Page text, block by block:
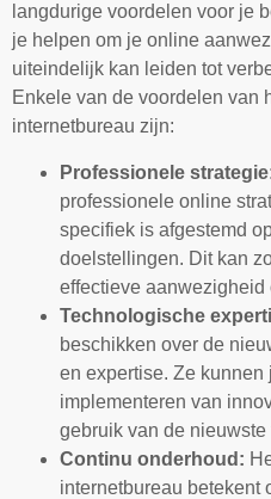
langdurige voordelen voor je
je helpen om je online
uiteindelijk kan leiden tot
Enkele van de voordelen van
internetbureau zijn:
Professionele
professionele online
specifiek is afgestemd
doelstellingen. Dit kan
effectieve aanwezigheid
Technologische
beschikken over de
en expertise. Ze kunnen
implementeren van
gebruik van de
Continu onderhoud:
internetbureau betekent